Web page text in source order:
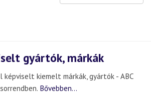
gyártók, márkák
képviselt kiemelt márkák, gyártók - ABC
sorrendben. Bővebben...